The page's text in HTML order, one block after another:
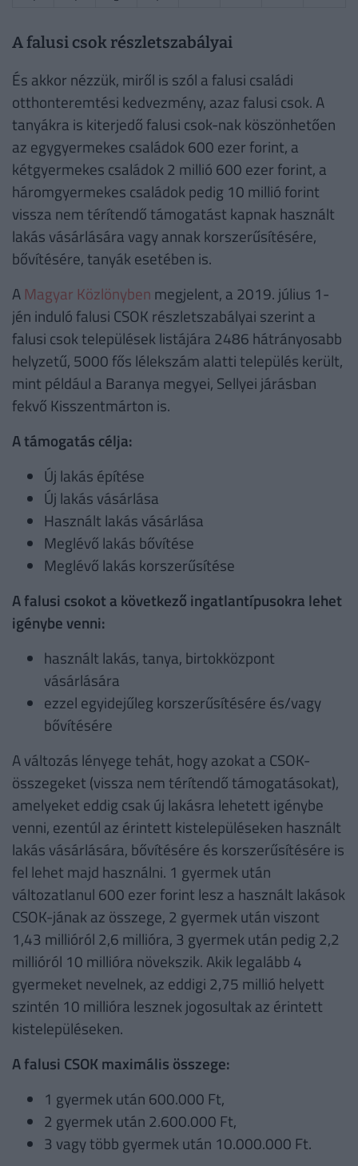
A falusi csok részletszabályai
És akkor nézzük, miről is szól a falusi családi
otthonteremtési kedvezmény, azaz falusi csok. A
tanyákra is kiterjedő falusi csok-nak köszönhetően
az egygyermekes családok 600 ezer forint, a
kétgyermekes családok 2 millió 600 ezer forint, a
háromgyermekes családok pedig 10 millió forint
vissza nem térítendő támogatást kapnak használt
lakás vásárlására vagy annak korszerűsítésére,
bővítésére, tanyák esetében is.
A Magyar Közlönyben megjelent, a 2019. július 1-
jén induló falusi CSOK részletszabályai szerint a
falusi csok települések listájára 2486 hátrányosabb
helyzetű, 5000 fős lélekszám alatti település került,
mint például a Baranya megyei, Sellyei járásban
fekvő Kisszentmárton is.
A támogatás célja:
Új lakás építése
Új lakás vásárlása
Használt lakás vásárlása
Meglévő lakás bővítése
Meglévő lakás korszerűsítése
A falusi csokot a következő ingatlantípusokra lehet
igénybe venni:
használt lakás, tanya, birtokközpont
vásárlására
ezzel egyidejűleg korszerűsítésére és/vagy
bővítésére
A változás lényege tehát, hogy azokat a CSOK-
összegeket (vissza nem térítendő támogatásokat),
amelyeket eddig csak új lakásra lehetett igénybe
venni, ezentúl az érintett kistelepüléseken használt
lakás vásárlására, bővítésére és korszerűsítésére is
fel lehet majd használni. 1 gyermek után
változatlanul 600 ezer forint lesz a használt lakások
CSOK-jának az összege, 2 gyermek után viszont
1,43 millióról 2,6 millióra, 3 gyermek után pedig 2,2
millióról 10 millióra növekszik. Akik legalább 4
gyermeket nevelnek, az eddigi 2,75 millió helyett
szintén 10 millióra lesznek jogosultak az érintett
kistelepüléseken.
A falusi CSOK maximális összege:
1 gyermek után 600.000 Ft,
2 gyermek után 2.600.000 Ft,
3 vagy több gyermek után 10.000.000 Ft.